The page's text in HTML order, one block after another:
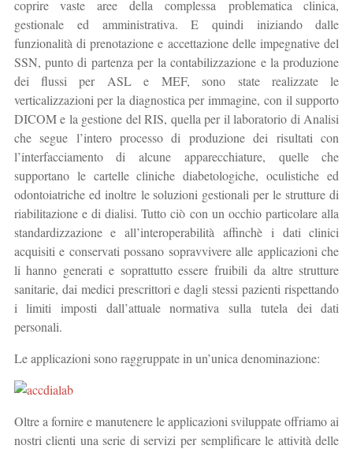
coprire vaste aree della complessa problematica clinica,
gestionale ed amministrativa. E quindi iniziando dalle
funzionalità di prenotazione e accettazione delle impegnative del
SSN, punto di partenza per la contabilizzazione e la produzione
dei flussi per ASL e MEF, sono state realizzate le
verticalizzazioni per la diagnostica per immagine, con il supporto
DICOM e la gestione del RIS, quella per il laboratorio di Analisi
che segue l’intero processo di produzione dei risultati con
l’interfacciamento di alcune apparecchiature, quelle che
supportano le cartelle cliniche diabetologiche, oculistiche ed
odontoiatriche ed inoltre le soluzioni gestionali per le strutture di
riabilitazione e di dialisi. Tutto ciò con un occhio particolare alla
standardizzazione e all’interoperabilità affinchè i dati clinici
acquisiti e conservati possano sopravvivere alle applicazioni che
li hanno generati e soprattutto essere fruibili da altre strutture
sanitarie, dai medici prescrittori e dagli stessi pazienti rispettando
i limiti imposti dall’attuale normativa sulla tutela dei dati
personali.
Le applicazioni sono raggruppate in un’unica denominazione:
Oltre a fornire e manutenere le applicazioni sviluppate offriamo ai
nostri clienti una serie di servizi per semplificare le attività delle